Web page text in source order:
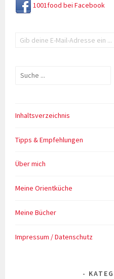
1001food bei Facebook
Suchen
Inhaltsverzeichnis
Tipps & Empfehlungen
Über mich
Meine Orientküche
Meine Bücher
Impressum / Datenschutz